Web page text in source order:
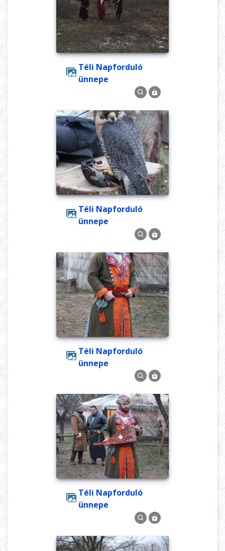
Téli Napforduló
ünnepe
Téli Napforduló
ünnepe
Téli Napforduló
ünnepe
Téli Napforduló
ünnepe